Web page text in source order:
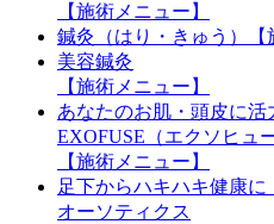
【施術メニュー】
鍼灸（はり・きゅう）【
美容鍼灸
【施術メニュー】
あなたのお肌・頭皮に活
EXOFUSE（エクソヒュ
【施術メニュー】
足下からハキハキ健康に
オーソティクス